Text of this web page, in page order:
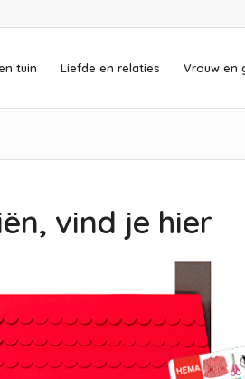
tuin Liefde en relaties Vrouw en
vind je hier